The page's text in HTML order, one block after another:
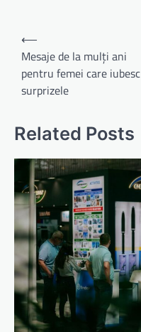
Navigare
în
articole
⟵
Mesaje de la mulți ani
pentru femei care iubesc
surprizele
Related Posts